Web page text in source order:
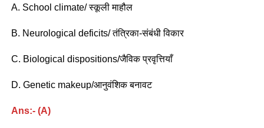
A. School climate/ स्कूली माहौल
B. Neurological deficits/ तंत्रिका-संबंधी विकार
C. Biological dispositions/जैविक प्रवृत्तियाँ
D. Genetic makeup/आनुवंशिक बनावट
Ans:- (A)